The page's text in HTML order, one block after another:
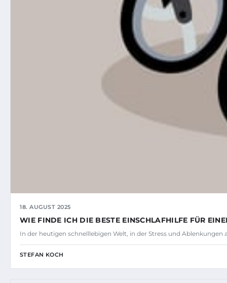
18. AUGUST 2025
WIE FINDE ICH DIE BESTE EINSCHLAFHILFE FÜR
In der heutigen schnelllebigen Welt, in der Stress und
STEFAN KOCH